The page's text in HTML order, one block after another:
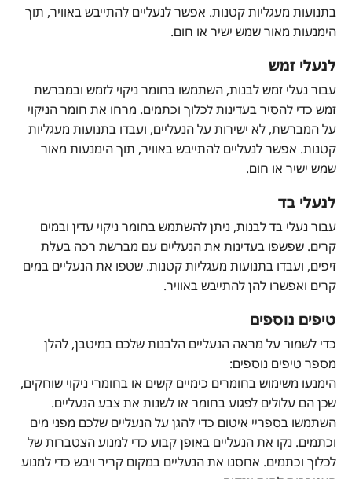
בתנועות מעגליות קטנות. אפשר לנעליים להתייבש באוויר, תוך
הימנעות מאור שמש ישיר או חום.
לנעלי זמש
עבור נעלי זמש לבנות, השתמשו בחומר ניקוי לזמש ובמברשת
זמש כדי להסיר בעדינות לכלוך וכתמים. מרחו את חומר הניקוי
על המברשת, לא ישירות על הנעליים, ועבדו בתנועות מעגליות
קטנות. אפשר לנעליים להתייבש באוויר, תוך הימנעות מאור
שמש ישיר או חום.
לנעלי בד
עבור נעלי בד לבנות, ניתן להשתמש בחומר ניקוי עדין ובמים
קרים. שפשפו בעדינות את הנעליים עם מברשת רכה בעלת
זיפים, ועבדו בתנועות מעגליות קטנות. שטפו את הנעליים במים
קרים ואפשרו להן להתייבש באוויר.
טיפים נוספים
כדי לשמור על מראה הנעליים הלבנות שלכם במיטבן, להלן
מספר טיפים נוספים:
הימנעו משימוש בחומרים כימיים קשים או בחומרי ניקוי שוחקים,
שכן הם עלולים לפגוע בחומר או לשנות את צבע הנעליים.
השתמשו בספריי איטום כדי להגן על הנעליים שלכם מפני מים
וכתמים. נקו את הנעליים באופן קבוע כדי למנוע הצטברות של
לכלוך וכתמים. אחסנו את הנעליים במקום קריר ויבש כדי למנוע